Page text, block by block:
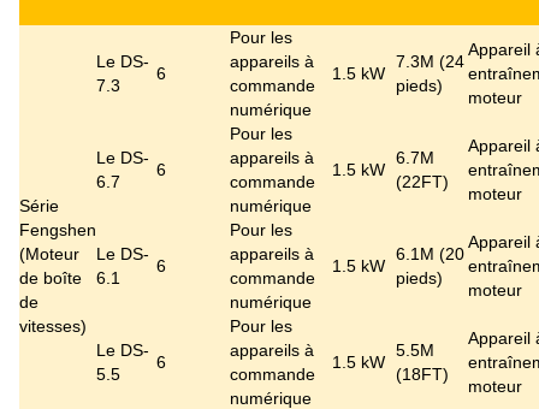
Série
Fengshen
(Moteur
de boîte
de
vitesses)
Le DS-
7.3
6
Pour les
appareils à
commande
numérique
1.5 kW
7.3M (24
pieds)
Appareil
moteur
Le DS-
6.7
6
Pour les
appareils à
commande
numérique
1.5 kW
6.7M
(22FT)
Appareil
moteur
Le DS-
6.1
6
Pour les
appareils à
commande
numérique
1.5 kW
6.1M (20
pieds)
Appareil
moteur
Le DS-
5.5
6
Pour les
appareils à
commande
numérique
1.5 kW
5.5M
(18FT)
Appareil
moteur